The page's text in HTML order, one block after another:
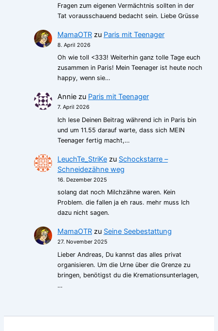
Fragen zum eigenen Vermächtnis sollten in der
Tat vorausschauend bedacht sein. Liebe Grüsse
MamaOTRzu Paris mit Teenager
8. April 2026
Oh wie toll <333! Weiterhin ganz tolle Tage euch
zusammen in Paris! Mein Teenager ist heute noch
happy, wenn sie…
Anniezu Paris mit Teenager
7. April 2026
Ich lese Deinen Beitrag während ich in Paris bin
und um 11.55 darauf warte, dass sich MEIN
Teenager fertig macht,…
LeuchTe_StriKezu Schockstarre –
Schneidezähne weg
16. Dezember 2025
solang dat noch Milchzähne waren. Kein
Problem. die fallen ja eh raus. mehr muss Ich
dazu nicht sagen.
MamaOTRzu Seine Seebestattung
27. November 2025
Lieber Andreas, Du kannst das alles privat
organisieren. Um die Urne über die Grenze zu
bringen, benötigst du die Kremationsunterlagen,
…